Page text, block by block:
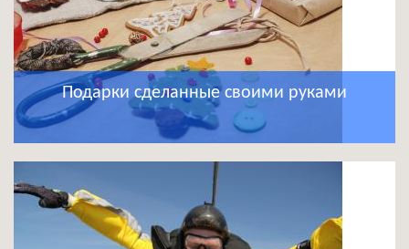
Подарки сделанные своими руками